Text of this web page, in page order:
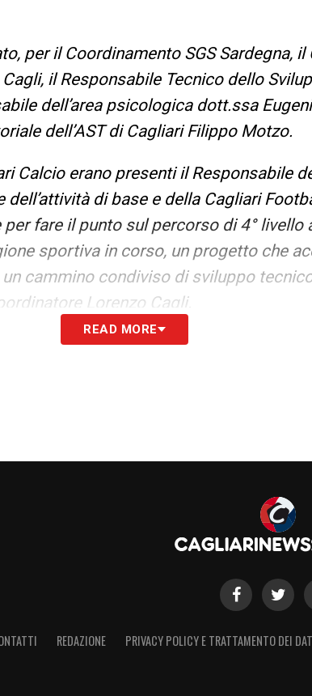
per il Coordinamento SGS Sardegna,
il Responsabile Tecnico dello
dell’area psicologica dott.ssa
dell’AST di Cagliari Filippo Motzo.
Calcio erano presenti il Responsabile
dell’attività di base e della Cagliari
per fare il punto sul percorso di 4° livello
sportiva in corso, un progetto che
cammino condiviso di sviluppo
Lorenzo Cagli.
conferma dell’impegno del
anche umano ed educativo. Il lavoro
e con tutte le figure coinvolte, è
capace di accompagnare i giovani
READ MORE
REDAZIONE PRIVACY POLICY E TRATTAMENTO DEI